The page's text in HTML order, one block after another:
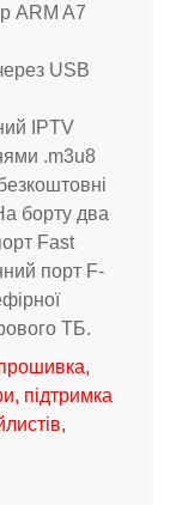
ARM A7
USB
IPTV
.m3u8
борту два
Fast
порт F-
ТБ.
підтримка